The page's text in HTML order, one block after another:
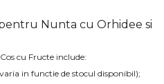
Nunta cu Orhidee si
cu Fructe include:
in functie de stocul disponibil);